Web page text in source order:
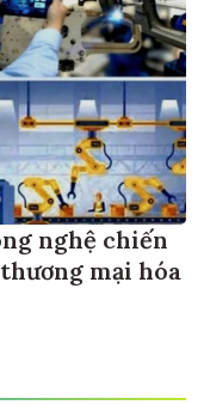
nghệ chiến
mại hóa